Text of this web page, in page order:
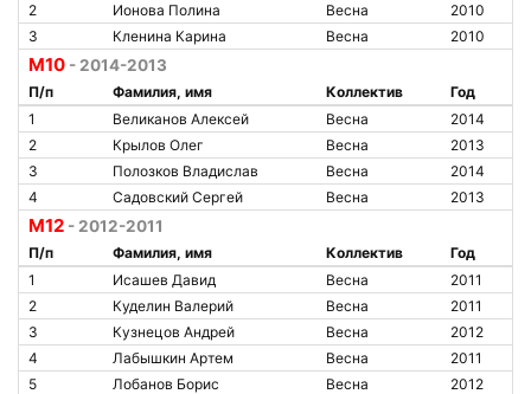
2
Ионова Полина Весна
2010
3
Кленина Карина Весна 2010
М10 - 2014-2013
П/п Фамилия, имя Коллектив
Год
1
Великанов Алексей Весна
2014
2
Крылов Олег Весна
2013
3
Полозков Владислав Весна
2014
4
Садовский Сергей Весна 2013
М12 - 2012-2011
П/п Фамилия, имя Коллектив
Год
1
Исашев Давид Весна
2011
2
Куделин Валерий Весна
2011
3
Кузнецов Андрей Весна
2012
4
Лабышкин Артем Весна
2011
5
Лобанов Борис Весна
2012